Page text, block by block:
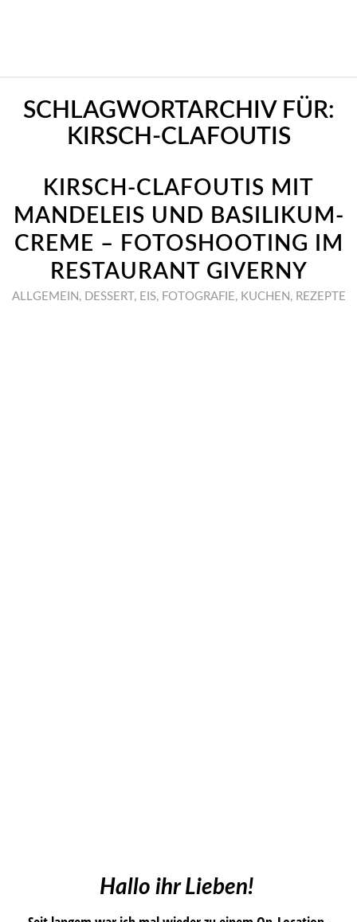
SCHLAGWORTARCHIV FÜR:
KIRSCH-CLAFOUTIS
KIRSCH-CLAFOUTIS MIT
MANDELEIS UND BASILIKUM-
CREME – FOTOSHOOTING IM
RESTAURANT GIVERNY
ALLGEMEIN , DESSERT , EIS, FOTOGRAFIE, KUCHEN , REZEPTE
Hallo ihr Lieben!